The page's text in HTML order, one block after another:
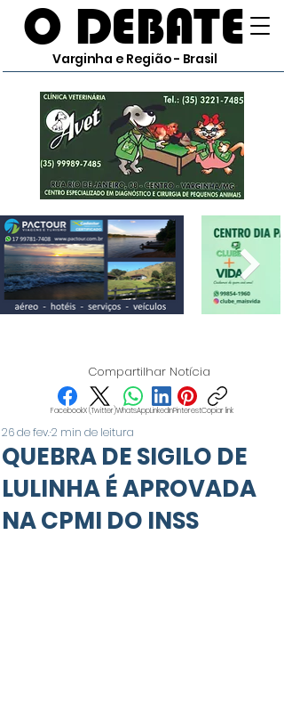
O DEBATE
Varginha e Região - Brasil
Compartilhar Notícia
FacebookX (Twitter)WhatsAppLinkedInPinterestCopiar link
QUEBRA DE SIGILO DE
LULINHA É APROVADA
NA CPMI DO INSS
26 de fev.2 min de leitura